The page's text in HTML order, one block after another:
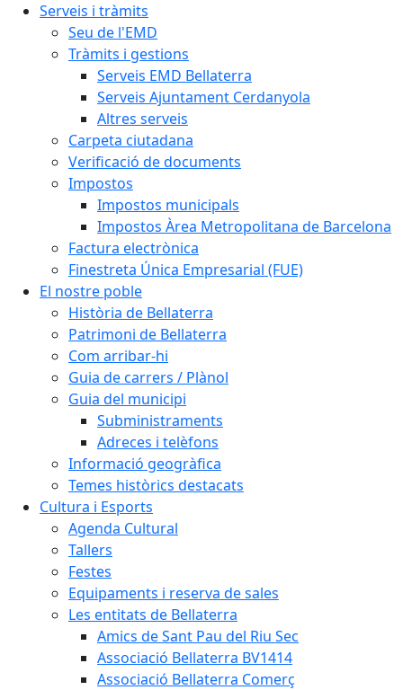
Serveis i tràmits
Seu de l'EMD
Tràmits i gestions
Serveis EMD Bellaterra
Serveis Ajuntament Cerdanyola
Altres serveis
Carpeta ciutadana
Verificació de documents
Impostos
Impostos municipals
Impostos Àrea Metropolitana de Barcelona
Factura electrònica
Finestreta Única Empresarial (FUE)
El nostre poble
Història de Bellaterra
Patrimoni de Bellaterra
Com arribar-hi
Guia de carrers / Plànol
Guia del municipi
Subministraments
Adreces i telèfons
Informació geogràfica
Temes històrics destacats
Cultura i Esports
Agenda Cultural
Tallers
Festes
Equipaments i reserva de sales
Les entitats de Bellaterra
Amics de Sant Pau del Riu Sec
Associació Bellaterra BV1414
Associació Bellaterra Comerç